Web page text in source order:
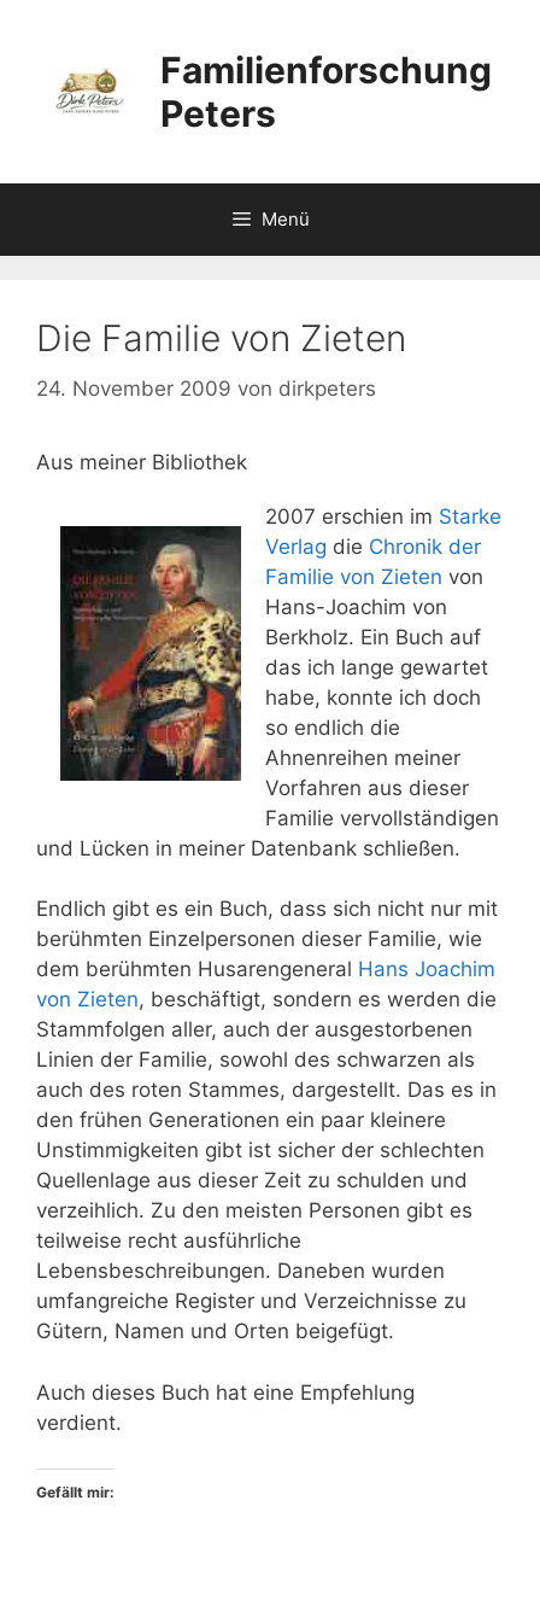
springen
Familienforschung
Peters
Menü
Die Familie von Zieten
24. November 2009 von dirkpeters
Aus meiner Bibliothek
2007 erschien im Starke
Verlag die Chronik der
Familie von Zieten von
Hans-Joachim von
Berkholz. Ein Buch auf
das ich lange gewartet
habe, konnte ich doch
so endlich die
Ahnenreihen meiner
Vorfahren aus dieser
Familie vervollständigen
und Lücken in meiner Datenbank schließen.
Endlich gibt es ein Buch, dass sich nicht nur mit
berühmten Einzelpersonen dieser Familie, wie
dem berühmten Husarengeneral Hans Joachim
von Zieten, beschäftigt, sondern es werden die
Stammfolgen aller, auch der ausgestorbenen
Linien der Familie, sowohl des schwarzen als
auch des roten Stammes, dargestellt. Das es in
den frühen Generationen ein paar kleinere
Unstimmigkeiten gibt ist sicher der schlechten
Quellenlage aus dieser Zeit zu schulden und
verzeihlich. Zu den meisten Personen gibt es
teilweise recht ausführliche
Lebensbeschreibungen. Daneben wurden
umfangreiche Register und Verzeichnisse zu
Gütern, Namen und Orten beigefügt.
Auch dieses Buch hat eine Empfehlung
verdient.
Gefällt mir: